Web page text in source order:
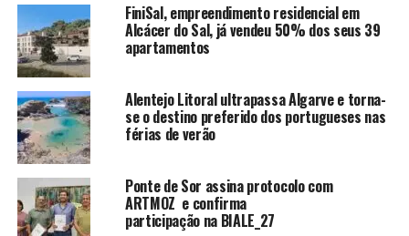
FiniSal, empreendimento residencial em
Alcácer do Sal, já vendeu 50% dos seus 39
apartamentos
Alentejo Litoral ultrapassa Algarve e torna-
se o destino preferido dos portugueses nas
férias de verão
Ponte de Sor assina protocolo com
ARTMOZ e confirma
participação na BIALE_27